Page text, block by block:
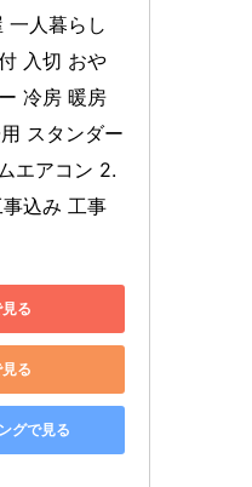
一人暮らし
入切 おや
冷房 暖房
スタンダー
エアコン 2.
込み 工事
る
る
グで見る